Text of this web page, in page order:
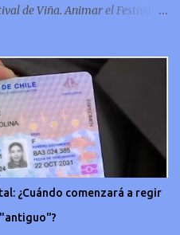
de Viña. Animar el Festival
Karen Doggenweiler y su
ahora, los animadores del
un sueldo por su rol en el
al que venían percibirndo por
la Karen no le pagan, no le
confirmó la periodista de
el programa Hay Que Decirlo
me dijo que a ellos no le
Nacho Gutiérrez aportó que,
¿Cuándo comenzará a regir